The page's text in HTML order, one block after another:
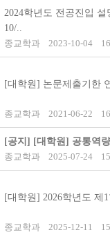
2024학년도 전공진입
10/..
종교학과
2023-10-04
[대학원] 논문제출기한
종교학과 2021-06-22
[공지] [대학원] 공통역
종교학과
2025-07-24
[대학원] 2026학년도 제
종교학과 2025-12-11